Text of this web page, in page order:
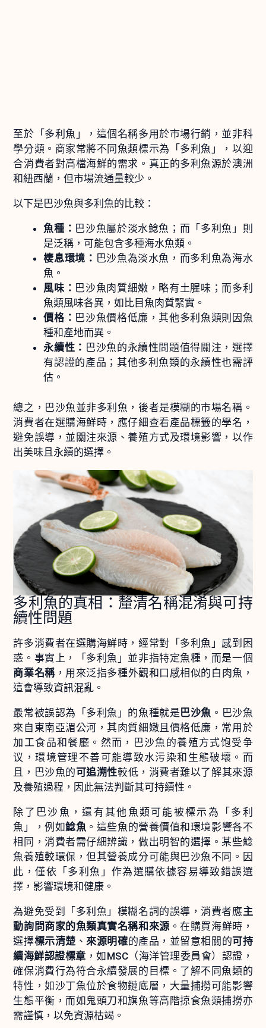
至於「多利魚」，這個名稱多用於市場行銷，並非科
學分類。商家常將不同魚類標示為「多利魚」，以迎
合消費者對高檔海鮮的需求。真正的多利魚源於澳洲
和紐西蘭，但市場流通量較少。
以下是巴沙魚與多利魚的比較：
魚種： 巴沙魚屬於淡水鯰魚；而「多利魚」則
是泛稱，可能包含多種海水魚類。
棲息環境： 巴沙魚為淡水魚，而多利魚為海水
魚。
風味： 巴沙魚肉質細嫩，略有土腥味；而多利
魚類風味各異，如比目魚肉質緊實。
價格： 巴沙魚價格低廉，其他多利魚類則因魚
種和產地而異。
永續性： 巴沙魚的永續性問題值得關注，選擇
有認證的產品；其他多利魚類的永續性也需評
估。
總之，巴沙魚並非多利魚，後者是模糊的市場名稱。
消費者在選購海鮮時，應仔細查看產品標籤的學名，
避免誤導，並關注來源、養殖方式及環境影響，以作
出美味且永續的選擇。
多利魚的真相：釐清名稱混淆與可持
續性問題
許多消費者在選購海鮮時，經常對「多利魚」感到困
惑。事實上，「多利魚」並非指特定魚種，而是一個
商業名稱，用來泛指多種外觀和口感相似的白肉魚，
這會導致資訊混亂。
最常被誤認為「多利魚」的魚種就是 巴沙魚 。巴沙魚
來自東南亞湄公河，其肉質細嫩且價格低廉，常用於
加工食品和餐廳。然而，巴沙魚的養殖方式饱受争
议，環境管理不善可能導致水污染和生態破壞。而
且，巴沙魚的可追溯性較低，消費者難以了解其來源
及養殖過程，因此無法判斷其可持續性。
除了巴沙魚，還有其他魚類可能被標示為「多利
魚」，例如鯰魚 。這些魚的營養價值和環境影響各不
相同，消費者需仔細辨識，做出明智的選擇。某些鯰
魚養殖較環保，但其營養成分可能與巴沙魚不同。因
此，僅依「多利魚」作為選購依據容易導致錯誤選
擇，影響環境和健康。
為避免受到「多利魚」模糊名詞的誤導，消費者應主
動詢問商家的魚類真實名稱和來源 。在購買海鮮時，
選擇標示清楚 、 來源明確的產品，並留意相關的可持
續海鮮認證標章 ，如MSC（海洋管理委員會）認證，
確保消費行為符合永續發展的目標。了解不同魚類的
特性，如沙丁魚位於食物鏈底層，大量捕撈可能影響
生態平衡，而如鬼頭刀和旗魚等高階掠食魚類捕撈亦
需謹慎，以免資源枯竭。